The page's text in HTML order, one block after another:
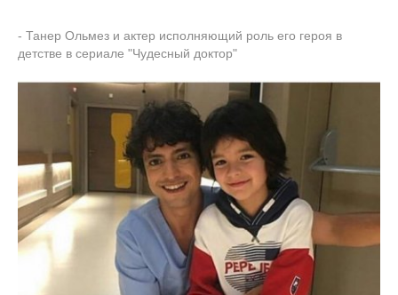
- Танер Ольмез и актер исполняющий роль его героя в
детстве в сериале "Чудесный доктор"